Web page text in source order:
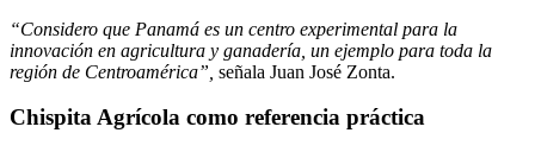
“Considero que Panamá es un centro experimental para la
innovación en agricultura y ganadería, un ejemplo para toda la
región de Centroamérica”, señala Juan José Zonta.
Chispita Agrícola como referencia práctica